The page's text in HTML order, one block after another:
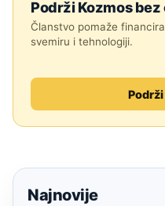
Podrži Kozmos bez
Članstvo pomaže
svemiru i tehnologiji.
Najnovije